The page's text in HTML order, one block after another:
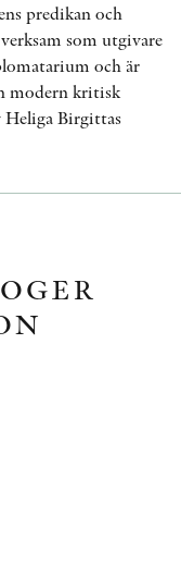
predikan och
som utgivare
och är
modern kritisk
Heliga Birgittas